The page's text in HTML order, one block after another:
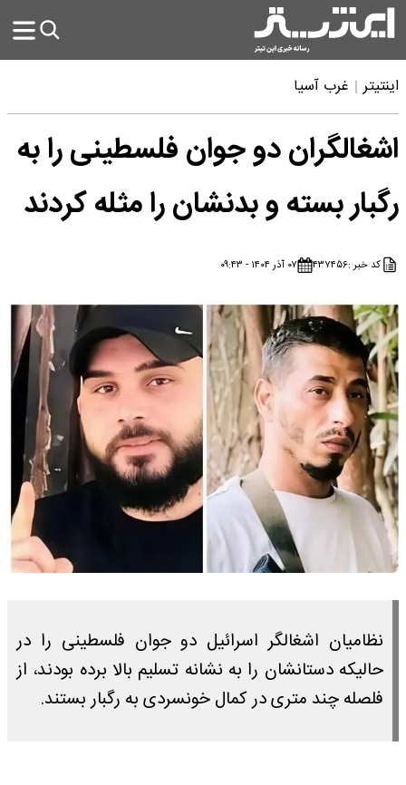
اینتیتر غرب آسیا
اشغالگران دو جوان فلسطینی را به
رگبار بسته و بدنشان را مثله کردند
کد خبر :۴۳۷۴۵۶ ۰۷ آذر ۱۴۰۴ - ۰۹:۴۳
نظامیان اشغالگر اسرائیل دو جوان فلسطینی را در
حالیکه دستانشان را به نشانه تسلیم بالا برده بودند، از
فلصله چند متری در کمال خونسردی به رگبار بستند.